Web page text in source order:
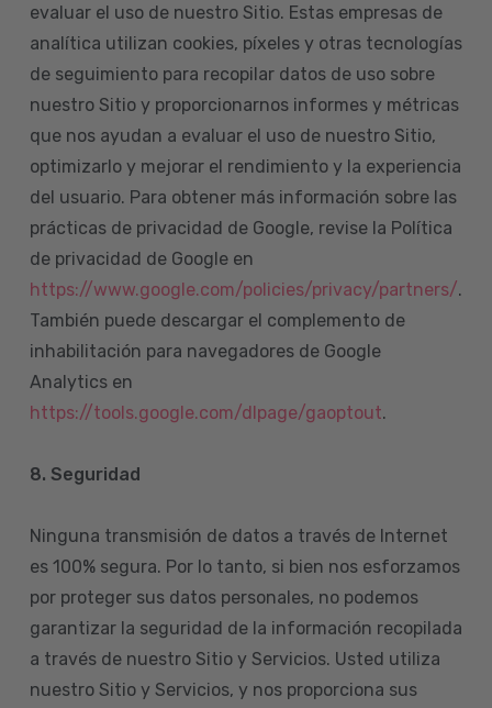
evaluar el uso de nuestro Sitio. Estas empresas de
analítica utilizan cookies, píxeles y otras tecnologías
de seguimiento para recopilar datos de uso sobre
nuestro Sitio y proporcionarnos informes y métricas
que nos ayudan a evaluar el uso de nuestro Sitio,
optimizarlo y mejorar el rendimiento y la experiencia
del usuario. Para obtener más información sobre las
prácticas de privacidad de Google, revise la Política
de privacidad de Google en
https://www.google.com/policies/privacy/partners/.
También puede descargar el complemento de
inhabilitación para navegadores de Google
Analytics en
https://tools.google.com/dlpage/gaoptout.
8. Seguridad
Ninguna transmisión de datos a través de Internet
es 100% segura. Por lo tanto, si bien nos esforzamos
por proteger sus datos personales, no podemos
garantizar la seguridad de la información recopilada
a través de nuestro Sitio y Servicios. Usted utiliza
nuestro Sitio y Servicios, y nos proporciona sus